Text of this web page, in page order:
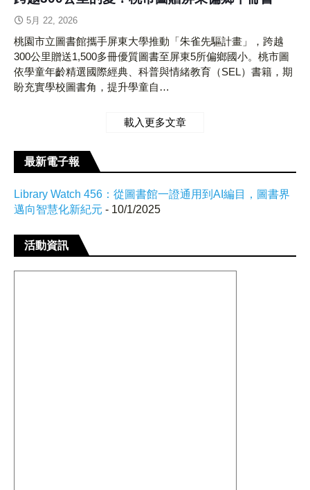
5月 22, 2026
桃園市立圖書館攜手屏東大學推動「朱雀先驅計畫」，跨越
300公里贈送1,500多冊優質圖書至屏東5所偏鄉國小。桃市圖
依學童年齡精選國際經典、科普與情緒教育（SEL）書籍，期
盼充實學校圖書角，提升學童自…
載入更多文章
最新電子報
Library Watch 456：從圖書館一證通用到AI編目，圖書界
邁向智慧化新紀元 - 10/1/2025
活動資訊